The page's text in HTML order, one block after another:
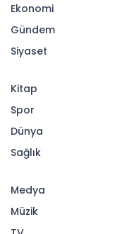
Ekonomi
Gündem
Siyaset
Kitap
Spor
Dünya
Sağlık
Medya
Müzik